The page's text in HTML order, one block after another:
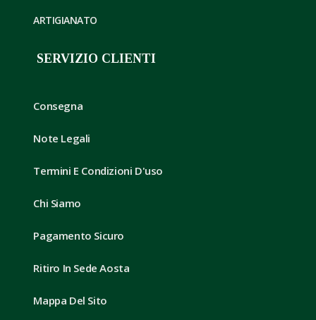
ARTIGIANATO
SERVIZIO CLIENTI
Consegna
Note Legali
Termini E Condizioni D'uso
Chi Siamo
Pagamento Sicuro
Ritiro In Sede Aosta
Mappa Del Sito